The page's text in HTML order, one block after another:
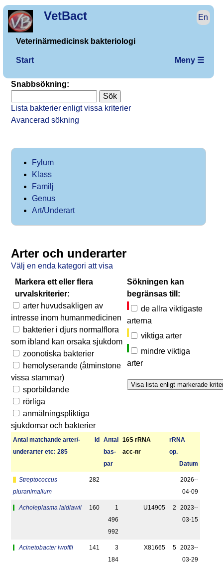
VetBact En
Veterinärmedicinsk bakteriologi
Start Meny ☰
Snabbsökning:
Lista bakterier enligt vissa kriterier
Avancerad sökning
Fylum
Klass
Familj
Genus
Art/Underart
Arter och underarter
Välj en enda kategori att visa
Sökningen kan
begränsas till:
de allra viktigaste
arterna
viktiga arter
mindre viktiga
arter
Markera ett eller flera
urvalskriterier:
arter huvudsakligen av
intresse inom humanmedicinen
bakterier i djurs normalflora
som ibland kan orsaka sjukdom
zoonotiska bakterier
hemolyserande (åtminstone
vissa stammar)
sporbildande
rörliga
anmälningspliktiga
sjukdomar och bakterier
Antal matchan­de arter/­
under­arter etc: 285
Id
Antal
bas­
par
16S rRNA
acc-nr
r­RNA
op.
Datum
Streptococcus
pluranimalium
282
2026-­
04-09
Acholeplasma laidlawii 160
1
496
992
U14905 2
2023-­
03-15
Acinetobacter lwoffii 141
3
184
X81665 5
2023-­
03-29